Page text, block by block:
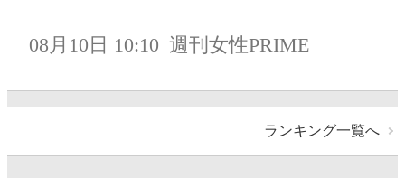
08月10日 10:10 週刊女性PRIME
ランキング一覧へ